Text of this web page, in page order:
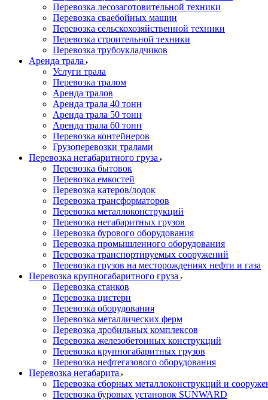
Перевозка лесозаготовительной техники
Перевозка сваебойных машин
Перевозка сельскохозяйственной техники
Перевозка строительной техники
Перевозка трубоукладчиков
Аренда трала
Услуги трала
Перевозка тралом
Аренда тралов
Аренда трала 40 тонн
Аренда трала 50 тонн
Аренда трала 60 тонн
Перевозка контейнеров
Грузоперевозки тралами
Перевозка негабаритного груза
Перевозка бытовок
Перевозка емкостей
Перевозка катеров/лодок
Перевозка трансформаторов
Перевозка металлоконструкций
Перевозка негабаритных грузов
Перевозка бурового оборудования
Перевозка промышленного оборудования
Перевозка транспортируемых сооружений
Перевозка грузов на месторождениях нефти и газа
Перевозка крупногабаритного груза
Перевозка станков
Перевозка цистерн
Перевозка оборудования
Перевозка металлических ферм
Перевозка дробильных комплексов
Перевозка железобетонных конструкций
Перевозка крупногабаритных грузов
Перевозка нефтегазового оборудования
Перевозка негабарита
Перевозка сборных металлоконструкций и
Перевозка буровых установок SUNWARD